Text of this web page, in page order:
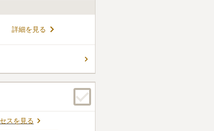
開放感があります。空の
きる環境です。園内は管
気持ちよくお参りでき
のを購入できます。少
す。
ます、霊園近くで食事な
思います。霊園はゴルフ
じです。とても静かで
詳細を見る
スを見る